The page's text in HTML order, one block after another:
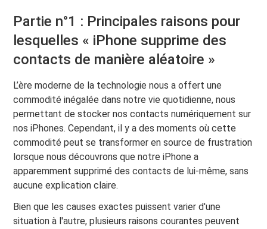
Partie n°1 : Principales raisons pour
lesquelles « iPhone supprime des
contacts de manière aléatoire »
L’ère moderne de la technologie nous a offert une
commodité inégalée dans notre vie quotidienne, nous
permettant de stocker nos contacts numériquement sur
nos iPhones. Cependant, il y a des moments où cette
commodité peut se transformer en source de frustration
lorsque nous découvrons que notre iPhone a
apparemment supprimé des contacts de lui-même, sans
aucune explication claire.
Bien que les causes exactes puissent varier d'une
situation à l'autre, plusieurs raisons courantes peuvent